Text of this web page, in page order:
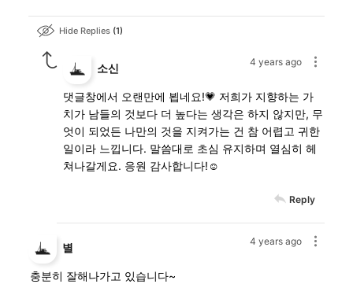
Hide Replies 1
4 years ago
소신
댓글창에서 오랜만에 뵙네요!💗 저희가 지향하는 가
치가 남들의 것보다 더 높다는 생각은 하지 않지만, 무
엇이 되었든 나만의 것을 지켜가는 건 참 어렵고 귀한
일이라 느낍니다. 말씀대로 초심 유지하며 열심히 헤
쳐나갈게요. 응원 감사합니다!☺️
Reply
4 years ago
별
충분히 잘해나가고 있습니다~